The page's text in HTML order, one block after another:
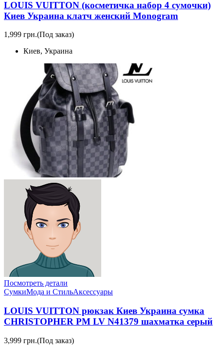
LOUIS VUITTON (косметичка набор 4 сумочки)
Киев Украина клатч женский Monogram
1,999 грн.(Под заказ)
Киев, Украина
Посмотреть детали
СумкиМода и СтильАксессуары
LOUIS VUITTON рюкзак Киев Украина сумка
CHRISTOPHER PM LV N41379 шахматка серый
3,999 грн.(Под заказ)